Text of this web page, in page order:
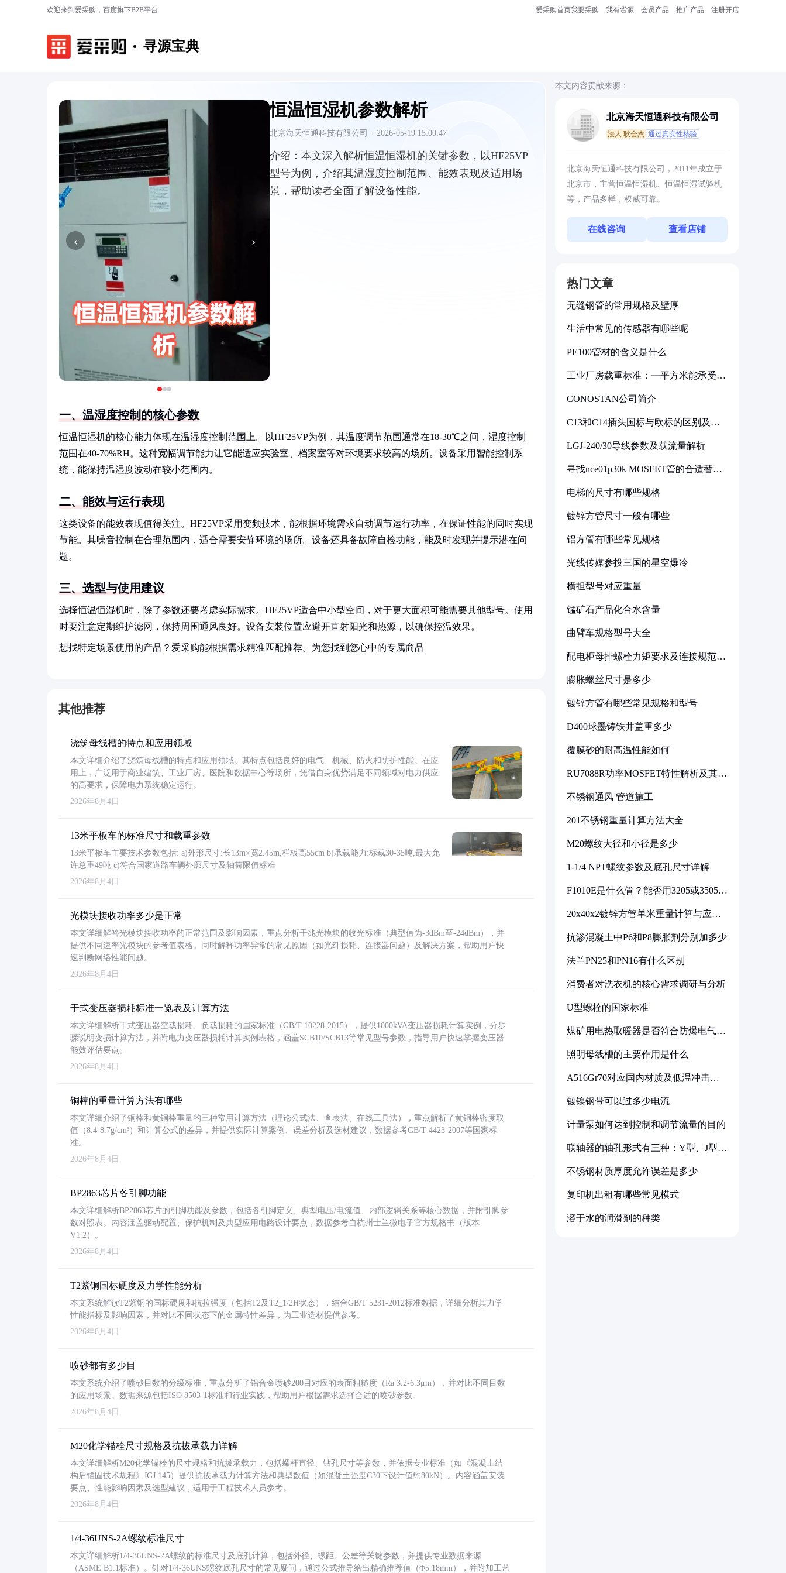
欢迎来到爱采购，百度旗下B2B平台 爱采购首页我要采购 我有货源 会员产品 推广产品 注册开店
寻源宝典
‹ ›
恒温恒湿机参数解析
北京海天恒通科技有限公司 · 2026-05-19 15:00:47
介绍： 本文深入解析恒温恒湿机的关键参数，以HF25VP
型号为例，介绍其温湿度控制范围、能效表现及适用场
景，帮助读者全面了解设备性能。
一、温湿度控制的核心参数
恒温恒湿机的核心能力体现在温湿度控制范围上。以HF25VP为例，其温度调节范围通常在18-30℃之间，湿度控制
范围在40-70%RH。这种宽幅调节能力让它能适应实验室、档案室等对环境要求较高的场所。设备采用智能控制系
统，能保持温湿度波动在较小范围内。
二、能效与运行表现
这类设备的能效表现值得关注。HF25VP采用变频技术，能根据环境需求自动调节运行功率，在保证性能的同时实现
节能。其噪音控制在合理范围内，适合需要安静环境的场所。设备还具备故障自检功能，能及时发现并提示潜在问
题。
三、选型与使用建议
选择恒温恒湿机时，除了参数还要考虑实际需求。HF25VP适合中小型空间，对于更大面积可能需要其他型号。使用
时要注意定期维护滤网，保持周围通风良好。设备安装位置应避开直射阳光和热源，以确保控温效果。
想找特定场景使用的产品？爱采购能根据需求精准匹配推荐。为您找到您心中的专属商品
其他推荐
浇筑母线槽的特点和应用领域
本文详细介绍了浇筑母线槽的特点和应用领域。其特点包括良好的电气、机械、防火和防护性能。在应
用上，广泛用于商业建筑、工业厂房、医院和数据中心等场所，凭借自身优势满足不同领域对电力供应
的高要求，保障电力系统稳定运行。
2026年8月4日
13米平板车的标准尺寸和载重参数
13米平板车主要技术参数包括: a)外形尺寸:长13m×宽2.45m,栏板高55cm b)承载能力:标载30-35吨,最大允
许总重49吨 c)符合国家道路车辆外廓尺寸及轴荷限值标准
2026年8月4日
光模块接收功率多少是正常
本文详细解答光模块接收功率的正常范围及影响因素，重点分析千兆光模块的收光标准（典型值为-3dBm至-24dBm），并
提供不同速率光模块的参考值表格。同时解释功率异常的常见原因（如光纤损耗、连接器问题）及解决方案，帮助用户快
速判断网络性能问题。
2026年8月4日
干式变压器损耗标准一览表及计算方法
本文详细解析干式变压器空载损耗、负载损耗的国家标准（GB/T 10228-2015），提供1000kVA变压器损耗计算实例，分步
骤说明变损计算方法，并附电力变压器损耗计算实例表格，涵盖SCB10/SCB13等常见型号参数，指导用户快速掌握变压器
能效评估要点。
2026年8月4日
铜棒的重量计算方法有哪些
本文详细介绍了铜棒和黄铜棒重量的三种常用计算方法（理论公式法、查表法、在线工具法），重点解析了黄铜棒密度取
值（8.4-8.7g/cm³）和计算公式的差异，并提供实际计算案例、误差分析及选材建议，数据参考GB/T 4423-2007等国家标
准。
2026年8月4日
BP2863芯片各引脚功能
本文详细解析BP2863芯片的引脚功能及参数，包括各引脚定义、典型电压/电流值、内部逻辑关系等核心数据，并附引脚参
数对照表。内容涵盖驱动配置、保护机制及典型应用电路设计要点，数据参考自杭州士兰微电子官方规格书（版本
V1.2）。
2026年8月4日
T2紫铜国标硬度及力学性能分析
本文系统解读T2紫铜的国标硬度和抗拉强度（包括T2及T2_1/2H状态），结合GB/T 5231-2012标准数据，详细分析其力学
性能指标及影响因素，并对比不同状态下的金属特性差异，为工业选材提供参考。
2026年8月4日
喷砂都有多少目
本文系统介绍了喷砂目数的分级标准，重点分析了铝合金喷砂200目对应的表面粗糙度（Ra 3.2-6.3μm），并对比不同目数
的应用场景。数据来源包括ISO 8503-1标准和行业实践，帮助用户根据需求选择合适的喷砂参数。
2026年8月4日
M20化学锚栓尺寸规格及抗拔承载力详解
本文详细解析M20化学锚栓的尺寸规格和抗拔承载力，包括螺杆直径、钻孔尺寸等参数，并依据专业标准（如《混凝土结
构后锚固技术规程》JGJ 145）提供抗拔承载力计算方法和典型数值（如混凝土强度C30下设计值约80kN）。内容涵盖安装
要点、性能影响因素及选型建议，适用于工程技术人员参考。
2026年8月4日
1/4-36UNS-2A螺纹标准尺寸
本文详细解析1/4-36UNS-2A螺纹的标准尺寸及底孔计算，包括外径、螺距、公差等关键参数，并提供专业数据来源
（ASME B1.1标准）。针对1/4-36UNS螺纹底孔尺寸的常见疑问，通过公式推导给出精确推荐值（Φ5.18mm），并附加工艺
本文内容贡献来源：
北京海天恒通科技有限公司
法人:耿会杰 通过真实性核验
北京海天恒通科技有限公司，2011年成立于
北京市，主营恒温恒湿机、恒温恒湿试验机
等，产品多样，权威可靠。
在线咨询 查看店铺
热门文章
无缝钢管的常用规格及壁厚
生活中常见的传感器有哪些呢
PE100管材的含义是什么
工业厂房载重标准：一平方米能承受多
CONOSTAN公司简介
C13和C14插头国标与欧标的区别及其
LGJ-240/30导线参数及载流量解析
寻找nce01p30k MOSFET管的合适替代
电梯的尺寸有哪些规格
镀锌方管尺寸一般有哪些
铝方管有哪些常见规格
光线传媒参投三国的星空爆冷
横担型号对应重量
锰矿石产品化合水含量
曲臂车规格型号大全
配电柜母排螺栓力矩要求及连接规范详
膨胀螺丝尺寸是多少
镀锌方管有哪些常见规格和型号
D400球墨铸铁井盖重多少
覆膜砂的耐高温性能如何
RU7088R功率MOSFET特性解析及其在
不锈钢通风 管道施工
201不锈钢重量计算方法大全
M20螺纹大径和小径是多少
1-1/4 NPT螺纹参数及底孔尺寸详解
F1010E是什么管？能否用3205或3505代
20x40x2镀锌方管单米重量计算与应用
抗渗混凝土中P6和P8膨胀剂分别加多少
法兰PN25和PN16有什么区别
消费者对洗衣机的核心需求调研与分析
U型螺栓的国家标准
煤矿用电热取暖器是否符合防爆电气设
照明母线槽的主要作用是什么
A516Gr70对应国内材质及低温冲击要
镀镍钢带可以过多少电流
计量泵如何达到控制和调节流量的目的
联轴器的轴孔形式有三种：Y型、J型、
不锈钢材质厚度允许误差是多少
复印机出租有哪些常见模式
溶于水的润滑剂的种类